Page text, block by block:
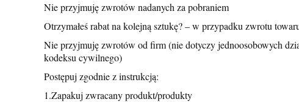
Nie przyjmuję zwrotów nadanych za pobraniem
Otrzymałeś rabat na kolejną sztukę? – w przypadku zwrotu
Nie przyjmuję zwrotów od firm (nie dotyczy jednoosobowych
kodeksu cywilnego)
Postępuj zgodnie z instrukcją:
1.Zapakuj zwracany produkt/produkty